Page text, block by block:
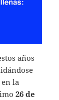
años
la
26 de